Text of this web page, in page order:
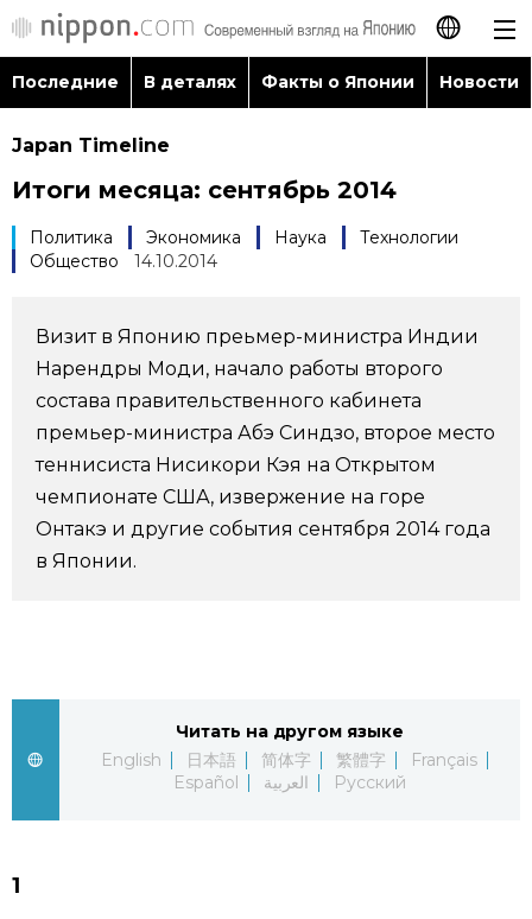
日本語
Français
العربية
Последние
Факты о Японии
Новости
Путеводитель по Японии
Фото/Видео
Люди
Блог
Популярные статьи
Японский язык official SNS
Последние В деталях Факты о Японии Новости
Japan Timeline
Итоги месяца: сентябрь 2014
Политика Экономика Наука
Технологии
Общество
14.10.2014
Визит в Японию преьмер-министра Индии
Нарендры Моди, начало работы второго
состава правительственного кабинета
премьер-министра Абэ Синдзо, второе место
теннисиста Нисикори Кэя на Открытом
чемпионате США, извержение на горе
Онтакэ и другие события сентября 2014 года
в Японии.
Читать на другом языке
English
日本語 简体字 繁體字
Français
Español
العربية Русский
1